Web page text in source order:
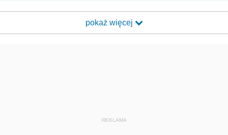
pokaż więcej
REKLAMA